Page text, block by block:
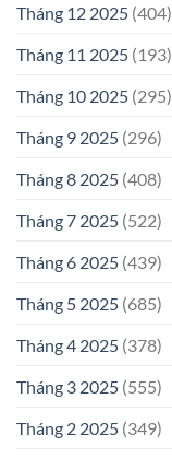
Tháng 12 2025 (404)
Tháng 11 2025 (193)
Tháng 10 2025 (295)
Tháng 9 2025 (296)
Tháng 8 2025 (408)
Tháng 7 2025 (522)
Tháng 6 2025 (439)
Tháng 5 2025 (685)
Tháng 4 2025 (378)
Tháng 3 2025 (555)
Tháng 2 2025 (349)